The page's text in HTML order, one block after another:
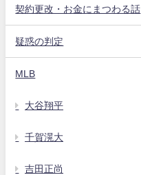
契約更改・お金にまつわる話
疑惑の判定
MLB
大谷翔平
千賀滉大
吉田正尚